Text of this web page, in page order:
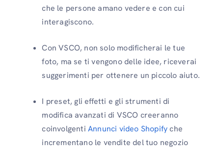
che le persone amano vedere e con cui
interagiscono.
Con VSCO, non solo modificherai le tue
foto, ma se ti vengono delle idee, riceverai
suggerimenti per ottenere un piccolo aiuto.
I preset, gli effetti e gli strumenti di
modifica avanzati di VSCO creeranno
coinvolgenti Annunci video Shopifyche
incrementano le vendite del tuo negozio